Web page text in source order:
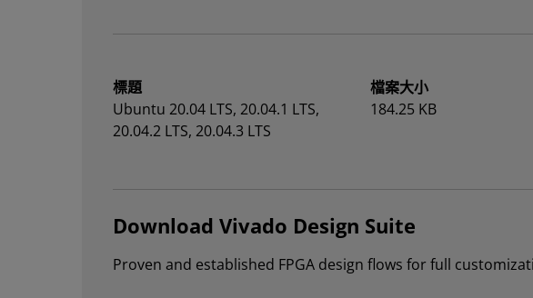
標題
Ubuntu 20.04 LTS, 20.04.1 LTS,
20.04.2 LTS, 20.04.3 LTS
檔案大小
184.25 KB
Download Vivado Design Suite
Proven and established FPGA design flows for full